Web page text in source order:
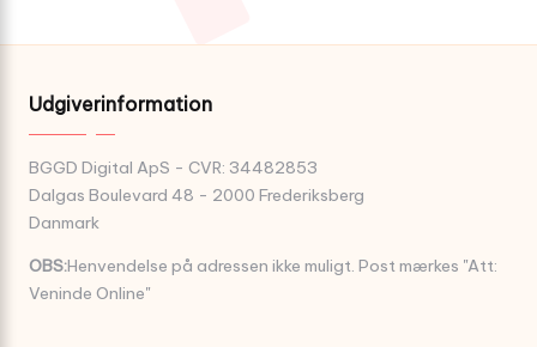
Udgiverinformation
BGGD Digital ApS - CVR: 34482853
Dalgas Boulevard 48 - 2000 Frederiksberg
Danmark
OBS:Henvendelse på adressen ikke muligt. Post mærkes "Att:
Veninde Online"